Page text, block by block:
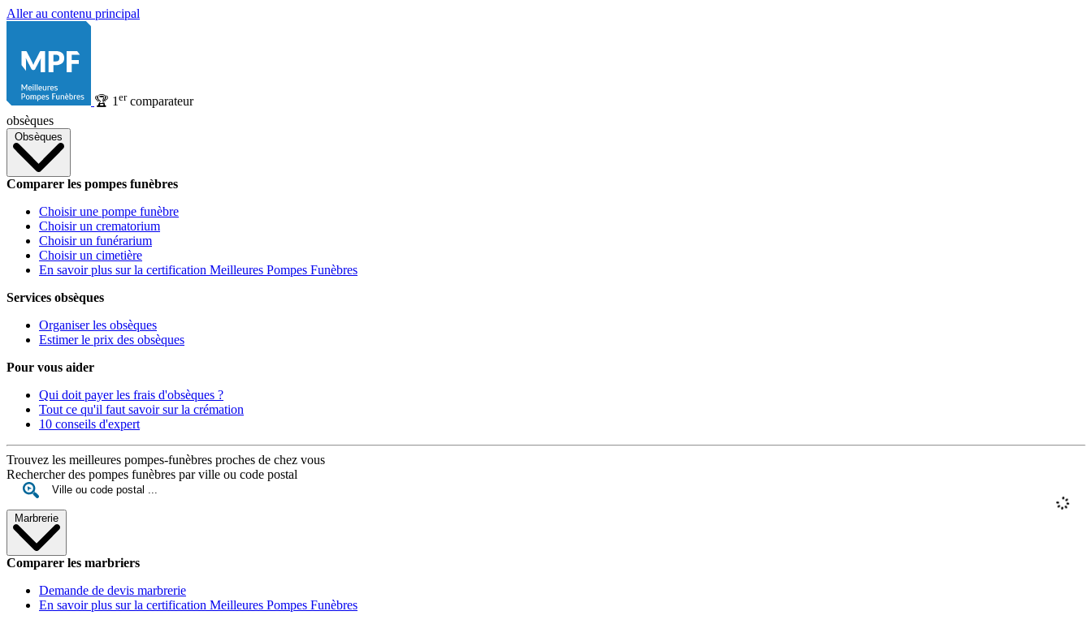
Aller au contenu principal
🏆 1 ercomparateur
obsèques
Obsèques
Comparer les pompes funèbres
Choisir une pompe funèbre
Choisir un crematorium
Choisir un funérarium
Choisir un cimetière
En savoir plus sur la certification Meilleures Pompes Funèbres
Services obsèques
Organiser les obsèques
Estimer le prix des obsèques
Pour vous aider
Qui doit payer les frais d'obsèques ?
Tout ce qu'il faut savoir sur la crémation
10 conseils d'expert
Trouvez les meilleures pompes-funèbres proches de chez vous
Rechercher des pompes funèbres par ville ou code postal
Marbrerie
Comparer les marbriers
Demande de devis marbrerie
En savoir plus sur la certification Meilleures Pompes Funèbres